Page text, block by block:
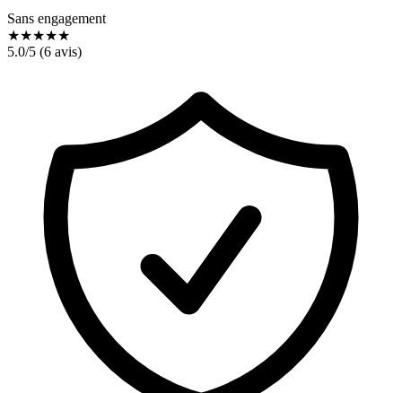
Sans engagement
★★★★★
5.0/5 (6 avis)